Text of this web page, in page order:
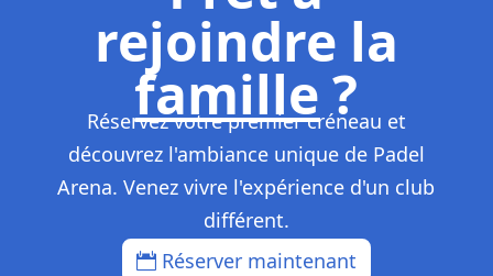
rejoindre la
famille?
Réservez votre premier créneau et
découvrez l'ambiance unique de Padel
Arena. Venez vivre l'expérience d'un club
différent.
Réserver maintenant